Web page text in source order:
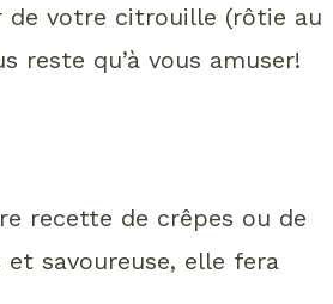
de votre citrouille (rôtie au
reste qu’à vous amuser!
recette de crêpes ou de
savoureuse, elle fera